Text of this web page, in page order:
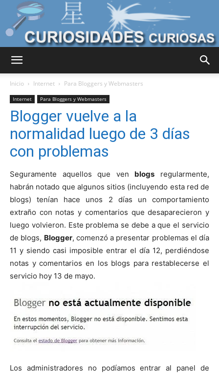
Curiosas
Mundo
Inicio Internet Para Bloggers y Webmasters
Internet Para Bloggers y Webmasters
Blogger vuelve a la
normalidad luego de 3 días
con problemas
Seguramente aquellos que ven blogs regularmente,
habrán notado que algunos sitios (incluyendo esta red de
blogs) tenían hace unos 2 días un comportamiento
extraño con notas y comentarios que desaparecieron y
luego volvieron. Este problema se debe a que el servicio
de blogs, Blogger, comenzó a presentar problemas el día
11 y siendo casi imposible entrar el día 12, perdiéndose
notas y comentarios en los blogs para restablecerse el
servicio hoy 13 de mayo.
Los administradores no podíamos entrar al panel de